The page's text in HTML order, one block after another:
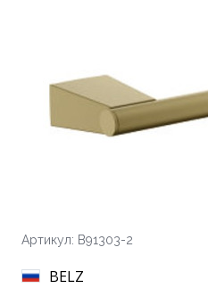
Артикул: B91303-2
BELZ